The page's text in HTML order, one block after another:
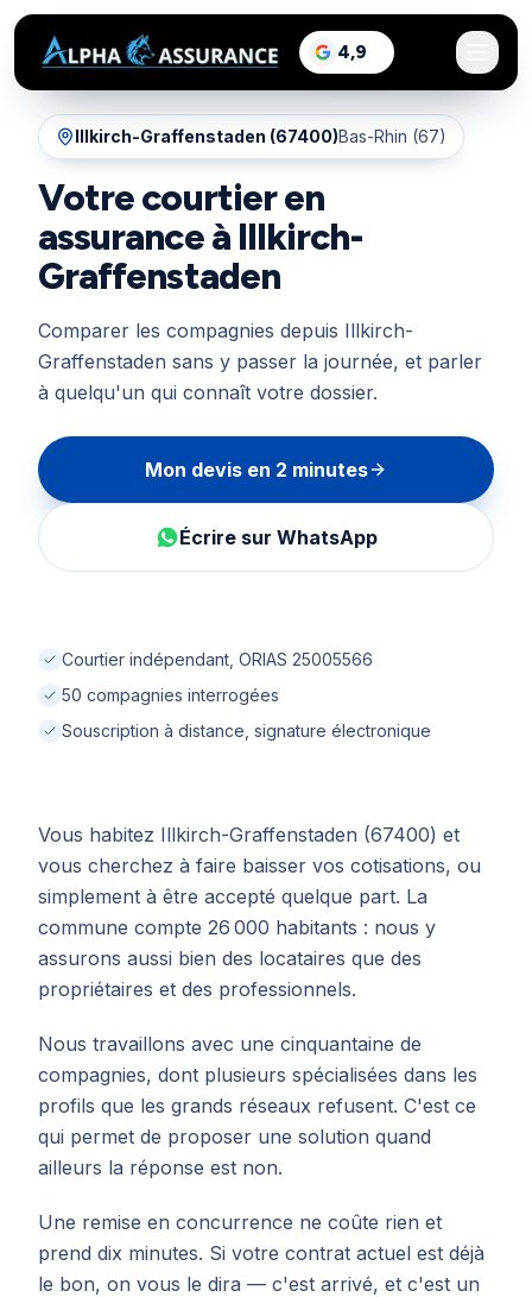
4,9
sur Google, voir les
Illkirch-Graffenstaden (67400)Bas-Rhin (67)
Votre courtier en
assurance à Illkirch-
Graffenstaden
Comparer les compagnies depuis Illkirch-
Graffenstaden sans y passer la journée, et parler
à quelqu'un qui connaît votre dossier.
Mon devis en 2 minutes
Écrire sur WhatsApp
Courtier indépendant, ORIAS 25005566
50 compagnies interrogées
Souscription à distance, signature électronique
Vous habitez Illkirch-Graffenstaden (67400) et
vous cherchez à faire baisser vos cotisations, ou
simplement à être accepté quelque part. La
commune compte 26 000 habitants : nous y
assurons aussi bien des locataires que des
propriétaires et des professionnels.
Nous travaillons avec une cinquantaine de
compagnies, dont plusieurs spécialisées dans les
profils que les grands réseaux refusent. C'est ce
qui permet de proposer une solution quand
ailleurs la réponse est non.
Une remise en concurrence ne coûte rien et
prend dix minutes. Si votre contrat actuel est déjà
le bon, on vous le dira — c'est arrivé, et c'est un